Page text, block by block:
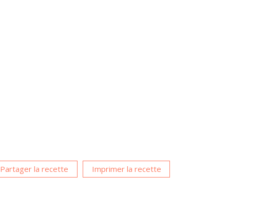
Partager la recette Imprimer la recette